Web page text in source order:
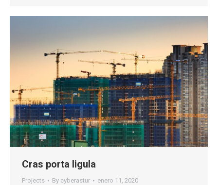
Cras porta ligula
Projects By cyberastur enero 11, 2020